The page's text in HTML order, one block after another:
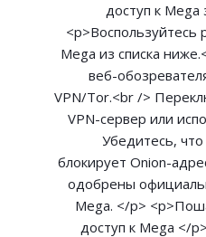
доступ к Mega
<p>Воспользуйтесь
Mega из списка
веб-
VPN/Tor.<br />
VPN-сервер или
Убедитесь,
блокирует Onion-
одобрены
Mega. </p>
доступ к Mega </